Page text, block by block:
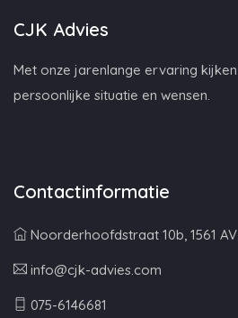
CJK Advies
Met onze jarenlange ervaring
persoonlijke situatie en wensen.
Contactinformatie
Noorderhoofdstraat 10b, 1561
info@cjk-advies.com
075-6146681